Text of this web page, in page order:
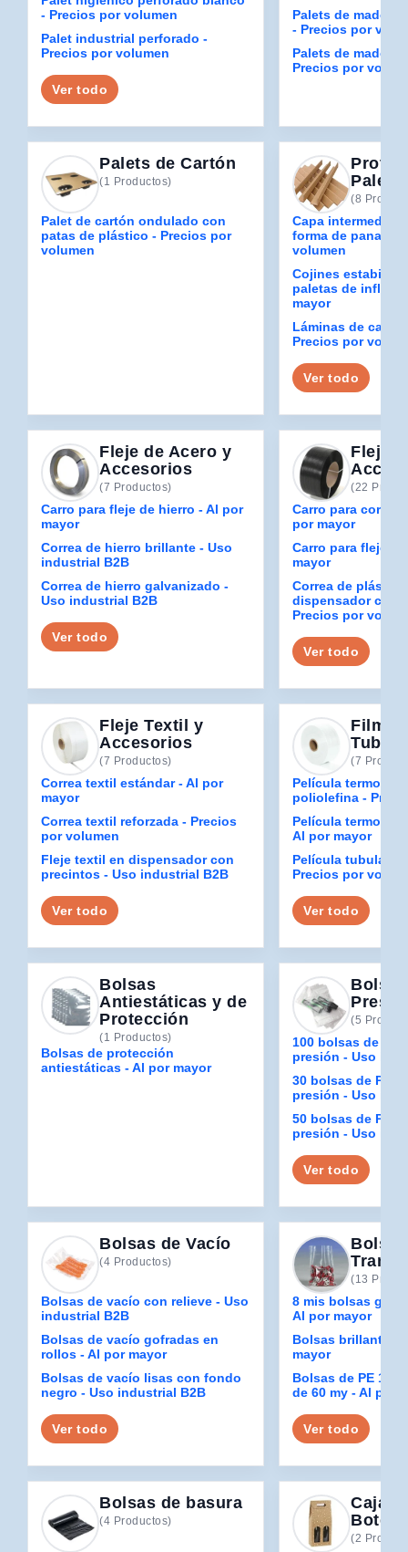
- Precios por volumen
Palet industrial perforado -
Precios por volumen
Ver todo
Palets de madera
- Precios por
Palets de madera
Precios por
Palets de Cartón
(1 Productos)
Palet de cartón ondulado con
patas de plástico - Precios por
volumen
Palets
(8
Capa intermedia
forma de panal -
volumen
Cojines
paletas de
mayor
Láminas de
Precios por
Ver todo
Fleje de Acero y
Accesorios
(7 Productos)
Carro para fleje de hierro - Al por
mayor
Correa de hierro brillante - Uso
industrial B2B
Correa de hierro galvanizado -
Uso industrial B2B
Ver todo
Fleje
(22
Carro para correa
por mayor
Carro para fleje
mayor
Correa de
dispensador con
Precios por
Ver todo
Fleje Textil y
Accesorios
(7 Productos)
Correa textil estándar - Al por
mayor
Correa textil reforzada - Precios
por volumen
Fleje textil en dispensador con
precintos - Uso industrial B2B
Ver todo
Film
(7
Película
poliolefina -
Película
Al por mayor
Película tubular
Precios por
Ver todo
Bolsas
Antiestáticas y de
Protección
(1 Productos)
Bolsas de protección
antiestáticas - Al por mayor
(5
100 bolsas de PE
presión - Uso
30 bolsas de PE
presión - Uso
50 bolsas de PE
presión - Uso
Ver todo
Bolsas de Vacío
(4 Productos)
Bolsas de vacío con relieve - Uso
industrial B2B
Bolsas de vacío gofradas en
rollos - Al por mayor
Bolsas de vacío lisas con fondo
negro - Uso industrial B2B
Ver todo
Bolsas
(13
8 mis bolsas
Al por mayor
Bolsas brillantes
mayor
Bolsas de PE
de 60 my - Al por
Ver todo
Bolsas de basura
(4 Productos)
Cajas
(2